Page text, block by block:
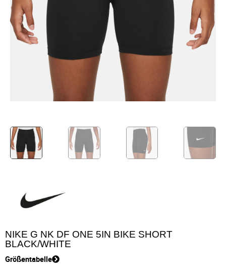
NIKE G NK DF ONE 5IN BIKE SHORT
BLACK/WHITE
Größentabelle